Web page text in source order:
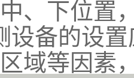
、下位置
设备的设
域等因素